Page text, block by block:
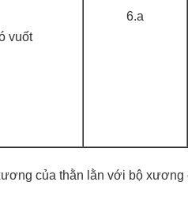
vuốt
6.a
của thằn lằn với bộ xương